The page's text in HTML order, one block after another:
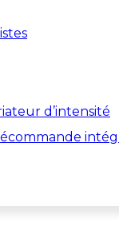
d’intensité